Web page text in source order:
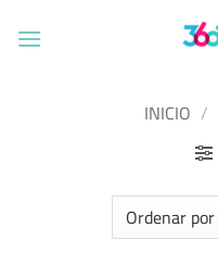
INICIO /